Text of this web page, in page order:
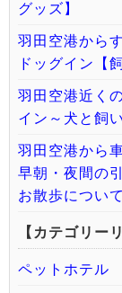
グッズ】
羽田空港から
ドッグイン【
羽田空港近く
イン～犬と飼
羽田空港から
早朝・夜間の
お散歩につい
【カテゴリー
ペットホテル